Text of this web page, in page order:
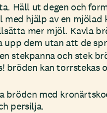
Häll ut degen och
med hjälp av en
mer mjöl. Kavla
upp dem utan att de
stekpanna och stek
bröden kan torrstekas
bröden med
persilja.